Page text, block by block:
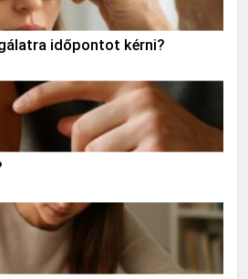
időpontot kérni?